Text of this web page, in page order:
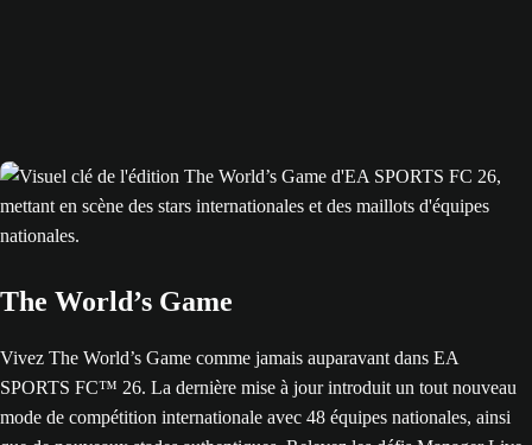
The World’s Game
Vivez The World’s Game comme jamais auparavant dans EA
SPORTS FC™ 26. La dernière mise à jour introduit un tout nouveau
mode de compétition internationale avec 48 équipes nationales, ainsi